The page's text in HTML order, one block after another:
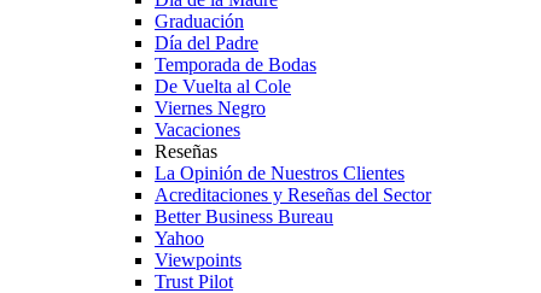
Graduación
Día del Padre
Temporada de Bodas
De Vuelta al Cole
Viernes Negro
Vacaciones
Reseñas
La Opinión de Nuestros Clientes
Acreditaciones y Reseñas del Sector
Better Business Bureau
Yahoo
Viewpoints
Trust Pilot